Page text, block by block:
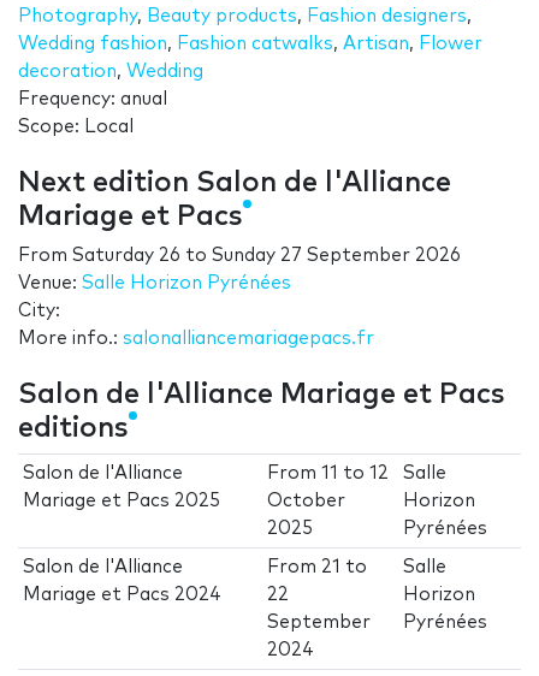
Photography, Beauty products, Fashion designers,
Wedding fashion, Fashion catwalks, Artisan, Flower
decoration, Wedding
Frequency: anual
Scope: Local
Next edition Salon de l'Alliance
Mariage et Pacs
From Saturday 26 to Sunday 27 September 2026
Venue: Salle Horizon Pyrénées
City:
More info.: salonalliancemariagepacs.fr
Salon de l'Alliance Mariage et Pacs
editions
Salon de l'Alliance
Mariage et Pacs 2025
From11 to12
October
2025
Salle
Horizon
Pyrénées
Salon de l'Alliance
Mariage et Pacs 2024
From 21 to
22
September
2024
Salle
Horizon
Pyrénées